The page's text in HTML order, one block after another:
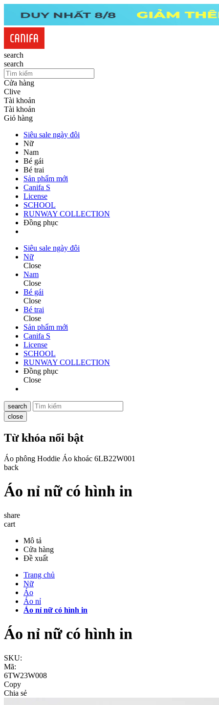
search
search
Cửa hàng
Clive
Tài khoản
Tài khoản
Giỏ hàng
Siêu sale ngày đôi
Nữ
Nam
Bé gái
Bé trai
Sản phẩm mới
Canifa S
License
SCHOOL
RUNWAY COLLECTION
Đồng phục
Siêu sale ngày đôi
Nữ
Close
Nam
Close
Bé gái
Close
Bé trai
Close
Sản phẩm mới
Canifa S
License
SCHOOL
RUNWAY COLLECTION
Đồng phục
Close
search
close
Từ khóa nổi bật
Áo phông Hoddie Áo khoác 6LB22W001
back
Áo nỉ nữ có hình in
share
cart
Mô tả
Cửa hàng
Đề xuất
Trang chủ
Nữ
Áo
Áo nỉ
Áo nỉ nữ có hình in
Áo nỉ nữ có hình in
SKU:
Mã:
6TW23W008
Copy
Chia sẻ